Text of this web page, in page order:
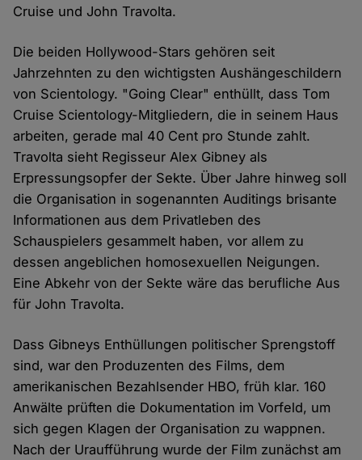
Cruise und John Travolta.
Die beiden Hollywood-Stars gehören seit
Jahrzehnten zu den wichtigsten Aushängeschildern
von Scientology. "Going Clear" enthüllt, dass Tom
Cruise Scientology-Mitgliedern, die in seinem Haus
arbeiten, gerade mal 40 Cent pro Stunde zahlt.
Travolta sieht Regisseur Alex Gibney als
Erpressungsopfer der Sekte. Über Jahre hinweg soll
die Organisation in sogenannten Auditings brisante
Informationen aus dem Privatleben des
Schauspielers gesammelt haben, vor allem zu
dessen angeblichen homosexuellen Neigungen.
Eine Abkehr von der Sekte wäre das berufliche Aus
für John Travolta.
Dass Gibneys Enthüllungen politischer Sprengstoff
sind, war den Produzenten des Films, dem
amerikanischen Bezahlsender HBO, früh klar. 160
Anwälte prüften die Dokumentation im Vorfeld, um
sich gegen Klagen der Organisation zu wappnen.
Nach der Uraufführung wurde der Film zunächst am